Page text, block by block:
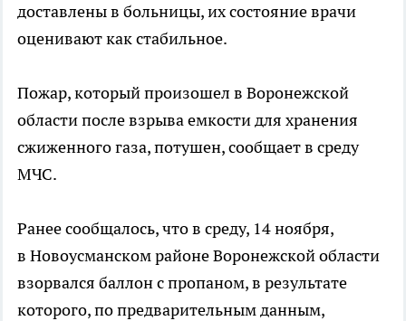
доставлены в больницы, их состояние врачи
оценивают как стабильное.
Пожар, который произошел в Воронежской
области после взрыва емкости для хранения
сжиженного газа, потушен, сообщает в среду
МЧС.
Ранее сообщалось, что в среду, 14 ноября,
в Новоусманском районе Воронежской области
взорвался баллон с пропаном, в результате
которого, по предварительным данным,